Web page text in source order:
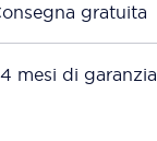
gratuita
mesi di garanzia